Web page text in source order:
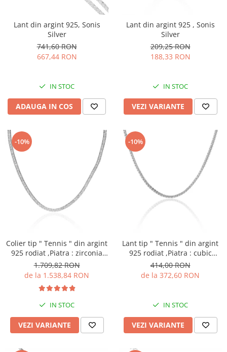
Lant din argint 925, Sonis
Silver
741,60 RON
667,44 RON
IN STOC
ADAUGA IN COS
Lant din argint 925 , Sonis
Silver
209,25 RON
188,33 RON
IN STOC
VEZI VARIANTE
-10%
Colier tip " Tennis " din argint
925 rodiat ,Piatra : zirconia
fatetata ,Culoare :
transparenta ,
1.709,82 RON
de la 1.538,84 RON
IN STOC
VEZI VARIANTE
-10%
Lant tip " Tennis " din argint
925 rodiat ,Piatra : cubic
zirconia , Culoare :
transparenta , Sonis Silver
414,00 RON
de la 372,60 RON
IN STOC
VEZI VARIANTE